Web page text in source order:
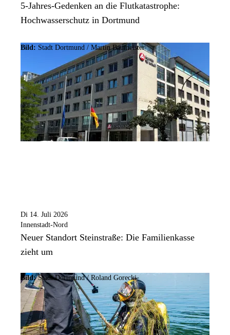
5-Jahres-Gedenken an die Flutkatastrophe:
Hochwasserschutz in Dortmund
Bild: Stadt Dortmund / Martin Baumeister
Di 14. Juli 2026
Innenstadt-Nord
Neuer Standort Steinstraße: Die Familienkasse
zieht um
Bild:Stadt Dortmund / Roland Gorecki